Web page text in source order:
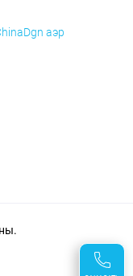
аэр